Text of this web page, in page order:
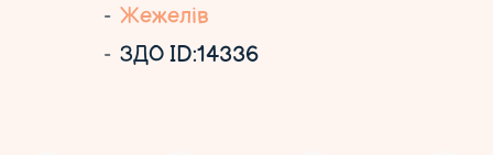
Жежелів
ЗДО ID:14336